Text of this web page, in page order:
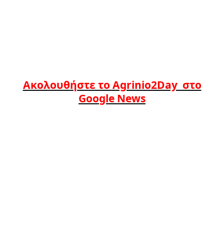
Ακολουθήστε το Agrinio2Day στο
Google News